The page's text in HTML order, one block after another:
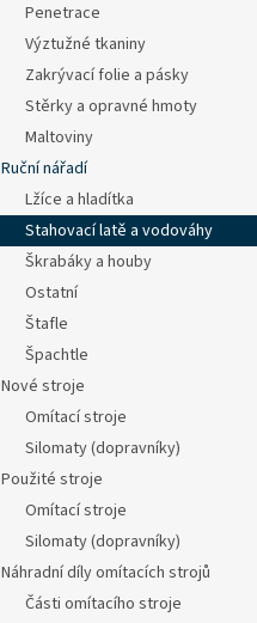
Penetrace
Výztužné tkaniny
Zakrývací folie a pásky
Stěrky a opravné hmoty
Maltoviny
Ruční nářadí
Lžíce a hladítka
Stahovací latě a vodováhy
Škrabáky a houby
Ostatní
Štafle
Špachtle
Nové stroje
Omítací stroje
Silomaty (dopravníky)
Použité stroje
Omítací stroje
Silomaty (dopravníky)
Náhradní díly omítacích strojů
Části omítacího stroje